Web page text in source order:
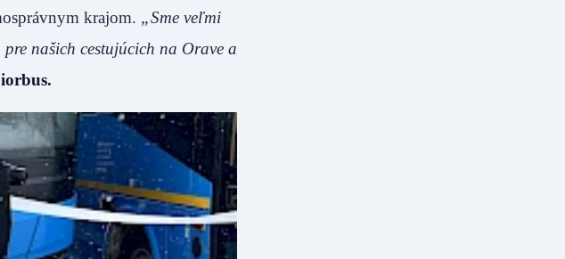
krajom. „Sme veľmi
našich cestujúcich na Orave a